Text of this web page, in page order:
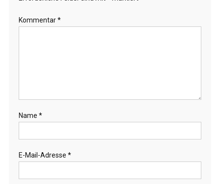
Kommentar*
Name *
E-Mail-Adresse *